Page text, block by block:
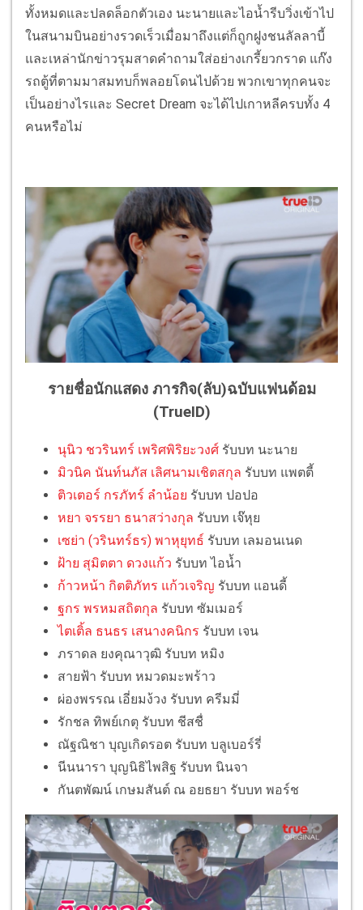
ทั้งหมดและปลดล็อกตัวเอง นะนายและไอน้ำรีบวิ่งเข้าไป
ในสนามบินอย่างรวดเร็วเมื่อมาถึงแต่ก็ถูกฝูงชนลัลลาบี้
และเหล่านักข่าวรุมสาดคำถามใส่อย่างเกรี้ยวกราด แก๊ง
รถตู้ที่ตามมาสมทบก็พลอยโดนไปด้วย พวกเขาทุกคนจะ
เป็นอย่างไรและ Secret Dream จะได้ไปเกาหลีครบทั้ง 4
คนหรือไม่
รายชื่อนักแสดง ภารกิจ(ลับ)ฉบับแฟนด้อม
(TrueID)
นุนิว ชวรินทร์ เพริศพิริยะวงศ์ รับบท นะนาย
มิวนิค นันท์นภัส เลิศนามเชิตสกุล รับบท แพตตี้
ติวเตอร์ กรภัทร์ ลำน้อย รับบท ปอปอ
หยา จรรยา ธนาสว่างกุล รับบท เจ๊หุย
เซย่า (วรินทร์ธร) พาหุยุทธ์ รับบท เลมอนเนด
ฝ้าย สุมิตตา ดวงแก้ว รับบท ไอน้ำ
ก้าวหน้า กิตติภัทร แก้วเจริญ รับบท แอนดี้
ฐกร พรหมสถิตกุล รับบท ซัมเมอร์
ไตเติ้ล ธนธร เสนางคนิกร รับบท เจน
ภราดล ยงคุณาวุฒิ รับบท หมิง
สายฟ้า รับบท หมวดมะพร้าว
ผ่องพรรณ เอี่ยมง้วง รับบท ครีมมี่
รักชล ทิพย์เกตุ รับบท ชีสชื่
ณัฐณิชา บุญเกิดรอต รับบท บลูเบอร์รี่
นีนนารา บุญนิธิไพสิฐ รับบท นินจา
กันตพัฒน์ เกษมสันต์ ณ อยธยา รับบท พอร์ช